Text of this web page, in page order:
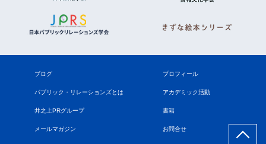
ブログ プロフィール
パブリック・リレーションズとは アカデミック活動
井之上PRグループ 書籍
メールマガジン お問合せ